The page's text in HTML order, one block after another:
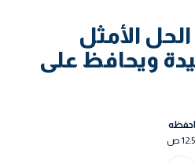
الأمثل
ويحافظ على